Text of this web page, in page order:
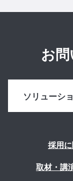
お
ソリューシ
採用
取材・講